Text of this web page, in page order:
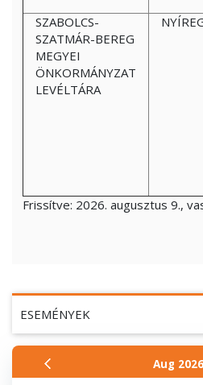
ESEMÉNYEK
Aug 2026
SZABOLCS-
SZATMÁR-BEREG
MEGYEI
ÖNKORMÁNYZAT
LEVÉLTÁRA
Frissítve: 2026. augusztus 9.,